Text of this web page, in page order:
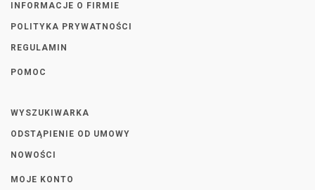
INFORMACJE O FIRMIE
POLITYKA PRYWATNOŚCI
REGULAMIN
POMOC
WYSZUKIWARKA
ODSTĄPIENIE OD UMOWY
NOWOŚCI
MOJE KONTO